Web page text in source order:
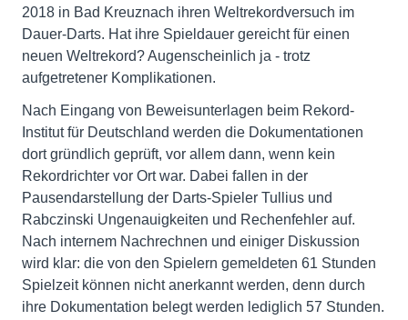
2018 in Bad Kreuznach ihren Weltrekordversuch im
Dauer-Darts. Hat ihre Spieldauer gereicht für einen
neuen Weltrekord? Augenscheinlich ja - trotz
aufgetretener Komplikationen.
Nach Eingang von Beweisunterlagen beim Rekord-
Institut für Deutschland werden die Dokumentationen
dort gründlich geprüft, vor allem dann, wenn kein
Rekordrichter vor Ort war. Dabei fallen in der
Pausendarstellung der Darts-Spieler Tullius und
Rabczinski Ungenauigkeiten und Rechenfehler auf.
Nach internem Nachrechnen und einiger Diskussion
wird klar: die von den Spielern gemeldeten 61 Stunden
Spielzeit können nicht anerkannt werden, denn durch
ihre Dokumentation belegt werden lediglich 57 Stunden.